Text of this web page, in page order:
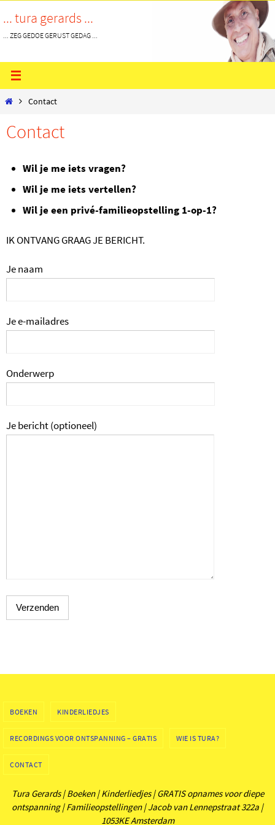
naar
inhoud
... tura gerards ...
... ZEG GEDOE GERUST GEDAG ...
HomeContact
Contact
Wil je me iets vragen?
Wil je me iets vertellen?
Wil je een privé-familieopstelling 1-op-1?
IK ONTVANG GRAAG JE BERICHT.
Je naam
Je e-mailadres
Onderwerp
Je bericht (optioneel)
BOEKEN KINDERLIEDJES
RECORDINGS VOOR ONTSPANNING – GRATIS WIE IS TURA?
CONTACT
Tura Gerards | Boeken | Kinderliedjes | GRATIS opnames voor diepe
ontspanning | Familieopstellingen | Jacob van Lennepstraat 322a |
1053KE Amsterdam